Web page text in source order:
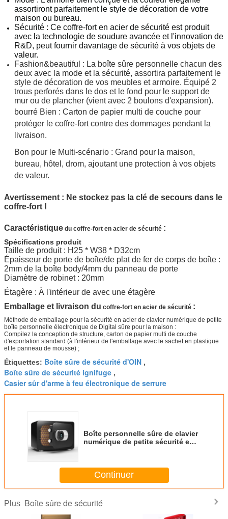
assortiront parfaitement le style de décoration de votre
maison ou bureau.
Sécurité : Ce coffre-fort en acier de sécurité est produit
avec la technologie de soudure avancée et l'innovation de
R&D, peut fournir davantage de sécurité à vos objets de
valeur.
Fashion&beautiful : La boîte sûre personnelle chacun des
deux avec la mode et la sécurité, assortira parfaitement le
style de décoration de vos meubles et armoire. Équipé 2
trous perforés dans le dos et le fond pour le support de
mur ou de plancher (vient avec 2 boulons d'expansion).
bourré Bien : Carton de papier multi de couche pour
protéger le coffre-fort contre des dommages pendant la
livraison.
Bon pour le Multi-scénario : Grand pour la maison,
bureau, hôtel, drom, ajoutant une protection à vos objets
de valeur.
Avertissement : Ne stockez pas la clé de secours dans le
coffre-fort !
Caractéristique du coffre-fort en acier de sécurité :
Spécifications produit
Taille de produit : H25 * W38 * D32cm
Épaisseur de porte de boîte/de plat de fer de corps de boîte :
2mm de la boîte body/4mm du panneau de porte
Diamètre de robinet : 20mm
Étagère : À l'intérieur de avec une étagère
Emballage et livraison du coffre-fort en acier de sécurité :
Méthode de emballage pour la sécurité en acier de clavier numérique de petite
boîte personnelle électronique de Digital sûre pour la maison :
Compilez la conception de structure, carton de papier multi de couche
d'exportation standard (à l'intérieur de l'emballage avec le sachet en plastique
et le panneau de mousse) ;
Étiquettes: Boîte sûre de sécurité d'OIN ,
Boîte sûre de sécurité ignifuge ,
Casier sûr d'arme à feu électronique de serrure
Boîte personnelle sûre de clavier
numérique de petite sécurité en
Continuer
Plus Boîte sûre de sécurité